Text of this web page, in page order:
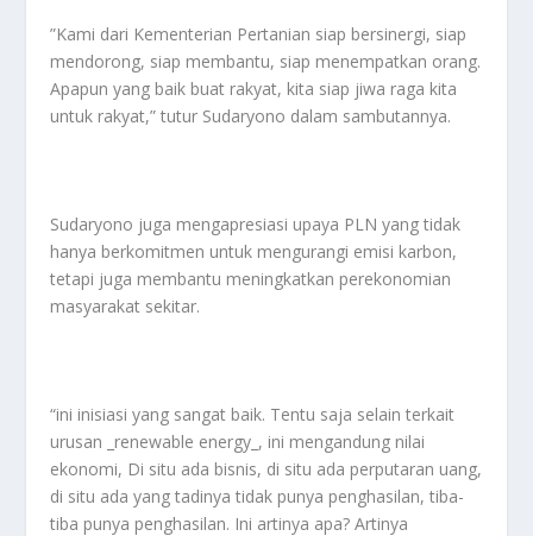
”Kami dari Kementerian Pertanian siap bersinergi, siap
mendorong, siap membantu, siap menempatkan orang.
Apapun yang baik buat rakyat, kita siap jiwa raga kita
untuk rakyat,” tutur Sudaryono dalam sambutannya.
Sudaryono juga mengapresiasi upaya PLN yang tidak
hanya berkomitmen untuk mengurangi emisi karbon,
tetapi juga membantu meningkatkan perekonomian
masyarakat sekitar.
“ini inisiasi yang sangat baik. Tentu saja selain terkait
urusan _renewable energy_, ini mengandung nilai
ekonomi, Di situ ada bisnis, di situ ada perputaran uang,
di situ ada yang tadinya tidak punya penghasilan, tiba-
tiba punya penghasilan. Ini artinya apa? Artinya